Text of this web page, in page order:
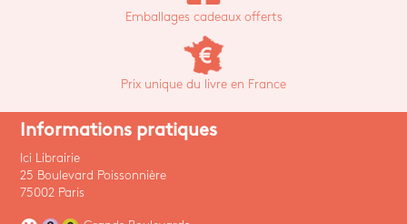
Emballages cadeaux offerts
Prix unique du livre en France
Informations pratiques
Ici Librairie
25 Boulevard Poissonnière
75002 Paris